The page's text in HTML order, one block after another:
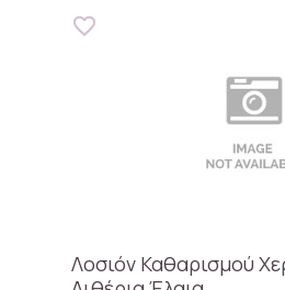
Λοσιόν Καθαρισμού